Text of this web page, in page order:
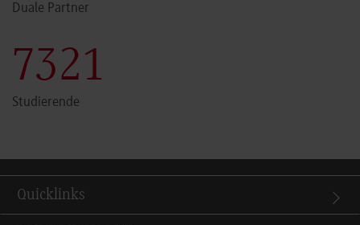
Duale Partner
7341
Studierende
Quicklinks